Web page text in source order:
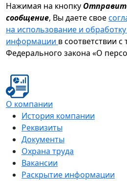
Нажимая на кнопку
сообщение, Вы даете свое
на использование и
информации в соответствии
Федерального закона «О
О компании
История компании
Реквизиты
Документы
Охрана труда
Вакансии
Раскрытие информации